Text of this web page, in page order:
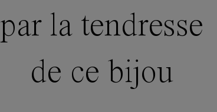
par la tendresse
de ce bijou